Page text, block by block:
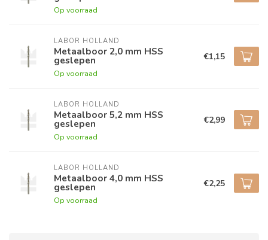
Op voorraad
LABOR HOLLAND
Metaalboor 2,0 mm HSS
geslepen
Op voorraad
€1,15
LABOR HOLLAND
Metaalboor 5,2 mm HSS
geslepen
Op voorraad
€2,99
LABOR HOLLAND
Metaalboor 4,0 mm HSS
geslepen
Op voorraad
€2,25